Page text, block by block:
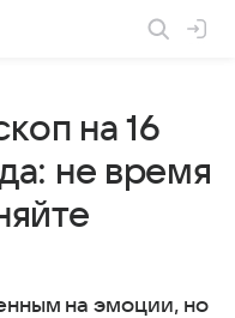
на 16
не время
на эмоции, но